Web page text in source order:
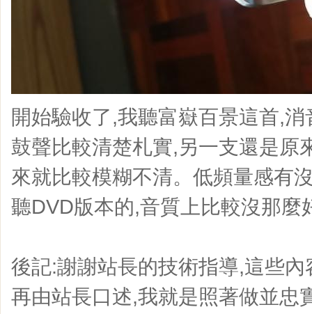
開始驗收了,我聽富嶽百景這首,
鼓聲比較清楚札實,另一支還是原
來就比較模糊不清。低頻量感有
聽DVD版本的,音質上比較沒那麼
後記:謝謝站長的技術指導,這些
再由站長口述,我就是照著做並忠